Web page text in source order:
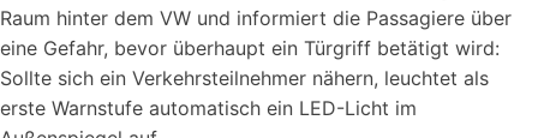
Raum hinter dem VW und informiert die Passagiere über
eine Gefahr, bevor überhaupt ein Türgriff betätigt wird:
Sollte sich ein Verkehrsteilnehmer nähern, leuchtet als
erste Warnstufe automatisch ein LED-Licht im